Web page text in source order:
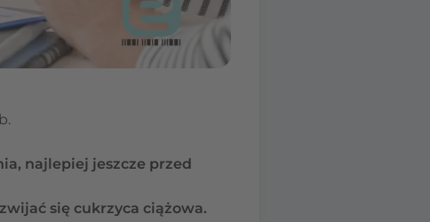
b.
najlepiej jeszcze przed
się cukrzyca ciążowa.